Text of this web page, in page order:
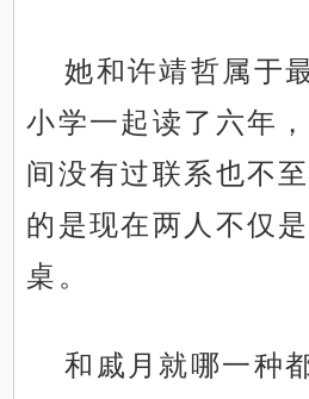
她和许靖哲属于
小学一起读了六年
间没有过联系也不
的是现在两人不仅
桌。
和戚月就哪一种